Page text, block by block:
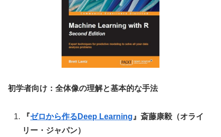
初学者向け：全体像の理解と基本的な手法
『ゼロから作るDeep Learning 』斎藤康毅（オライ
リー・ジャパン）